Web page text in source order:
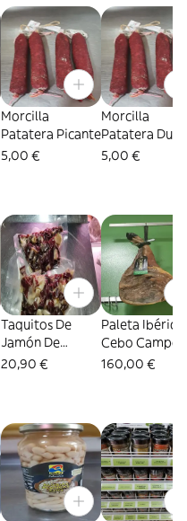
Morcilla
Patatera Picante
5,00 €
Morcilla
Patatera
5,00 €
Taquitos De
Jamón De
Bellota y Cebo (1
20,90 €
Paleta Ibérica
Cebo Campo
% (piezas)
160,00 €